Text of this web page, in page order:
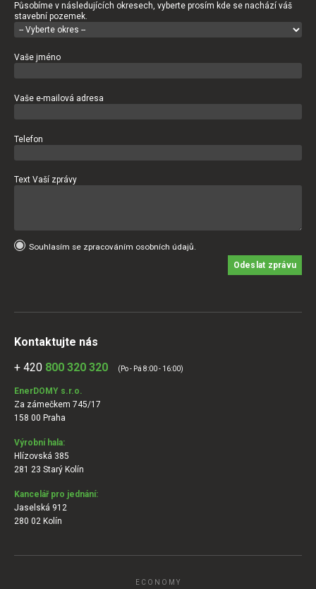
Působíme v následujících okresech, vyberte prosím kde se nachází váš
stavební pozemek.
Vaše jméno
Vaše e-mailová adresa
Telefon
Text Vaší zprávy
Souhlasím se zpracováním osobních údajů.
Odeslat zprávu
Kontaktujte nás
+ 420 800 320 320 (Po - Pá 8:00 - 16:00)
EnerDOMY s.r.o.
Za zámečkem 745/17
158 00 Praha
Výrobní hala:
Hlízovská 385
281 23 Starý Kolín
Kancelář pro jednání:
Jaselská 912
280 02 Kolín
ECONOMY